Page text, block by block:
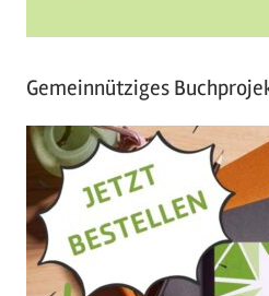
Gemeinnütziges